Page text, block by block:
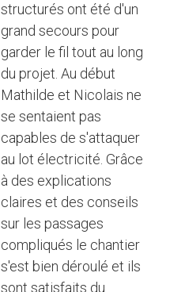
structurés ont été d'un
grand secours pour
garder le fil tout au long
du projet. Au début
Mathilde et Nicolais ne
se sentaient pas
capables de s'attaquer
au lot électricité. Grâce
à des explications
claires et des conseils
sur les passages
compliqués le chantier
s'est bien déroulé et ils
sont satisfaits du